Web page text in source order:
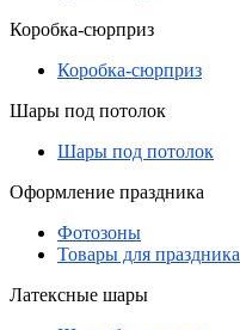
Коробка-сюрприз
Коробка-сюрприз
Шары под потолок
Шары под потолок
Оформление праздника
Фотозоны
Товары для праздника
Латексные шары